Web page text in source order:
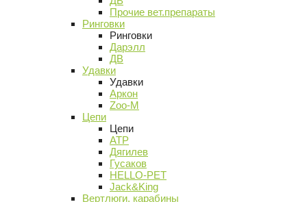
Прочие вет.препараты
Ринговки
Ринговки
Дарэлл
ДВ
Удавки
Удавки
Аркон
Zoo-M
Цепи
Цепи
АТР
Дягилев
Гусаков
HELLO-PET
Jack&King
Вертлюги, карабины